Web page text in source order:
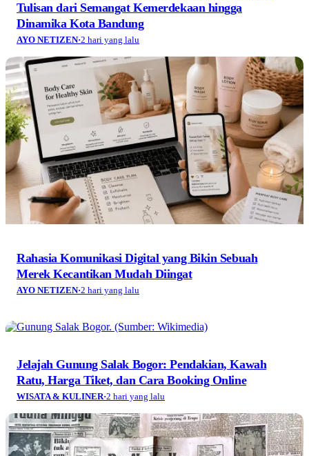
Tulisan dari Semangat Kemerdekaan hingga
Dinamika Kota Bandung
AYO NETIZEN·2 hari yang lalu
Rahasia Komunikasi Digital yang Bikin Sebuah
Merek Kecantikan Mudah Diingat
AYO NETIZEN·2 hari yang lalu
Jelajah Gunung Salak Bogor: Pendakian, Kawah
Ratu, Harga Tiket, dan Cara Booking Online
WISATA & KULINER·2 hari yang lalu